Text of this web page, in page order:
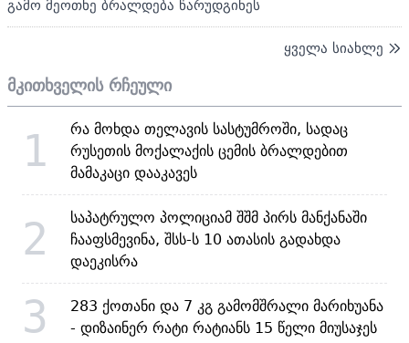
გამო მეოთხე ბრალდება წარუდგინეს
ყველა სიახლე
მკითხველის რჩეული
1
რა მოხდა თელავის სასტუმროში, სადაც
რუსეთის მოქალაქის ცემის ბრალდებით
მამაკაცი დააკავეს
2
საპატრულო პოლიციამ შშმ პირს მანქანაში
ჩააფსმევინა, შსს-ს 10 ათასის გადახდა
დაეკისრა
3
283 ქოთანი და 7 კგ გამომშრალი მარიხუანა
- დიზაინერ რატი რატიანს 15 წელი მიუსაჯეს